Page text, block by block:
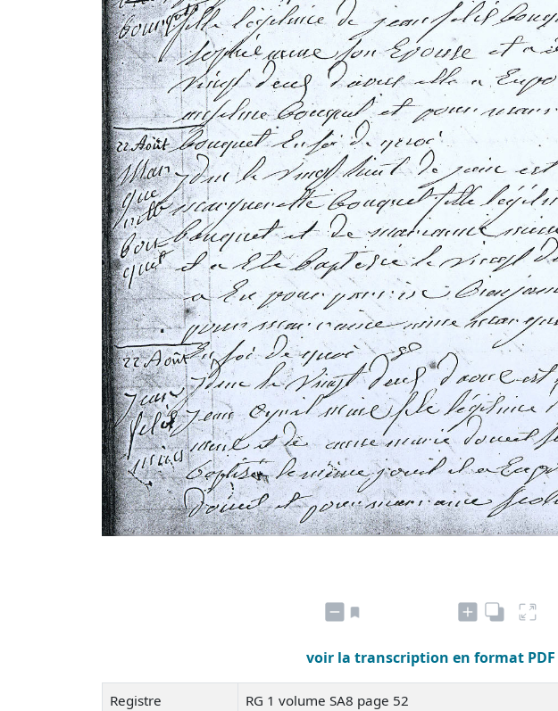
voir la transcription en format PDF
Registre
RG 1 volume SA8 page 52